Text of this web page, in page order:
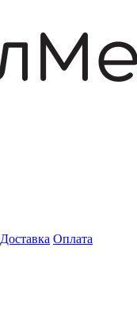
Доставка Оплата